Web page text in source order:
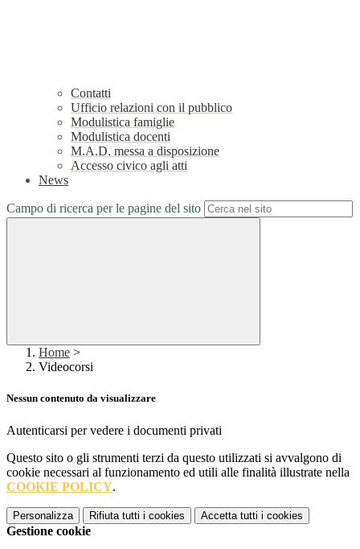
Contatti
Ufficio relazioni con il pubblico
Modulistica famiglie
Modulistica docenti
M.A.D. messa a disposizione
Accesso civico agli atti
News
Campo di ricerca per le pagine del sito
Home >
Videocorsi
Nessun contenuto da visualizzare
Autenticarsi per vedere i documenti privati
Questo sito o gli strumenti terzi da questo utilizzati si avvalgono di
cookie necessari al funzionamento ed utili alle finalità illustrate nella
COOKIE POLICY.
Personalizza Rifiuta tutti i cookies Accetta tutti i cookies
Gestione cookie